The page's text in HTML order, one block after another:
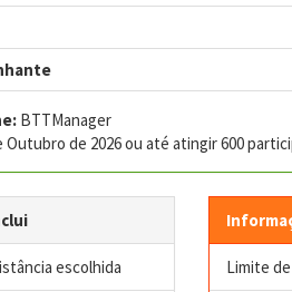
BTTManager
Outubro de 2026 ou até atingir 600
escolhida Limite de